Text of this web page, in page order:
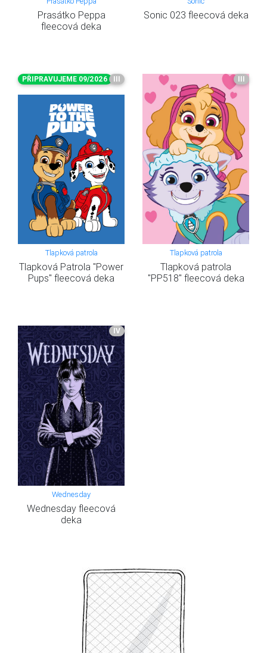
Prasátko Peppa
fleecová deka
Sonic 023 fleecová deka
PŘIPRAVUJEME 09/2026 III
Tlapková patrola
Tlapková Patrola "Power
Pups" fleecová deka
III
Tlapková patrola
Tlapková patrola
"PP518" fleecová deka
IV
Wednesday
Wednesday fleecová
deka